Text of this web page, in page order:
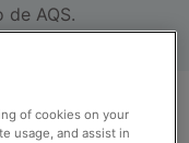
AQS.
of cookies on your
usage, and assist in